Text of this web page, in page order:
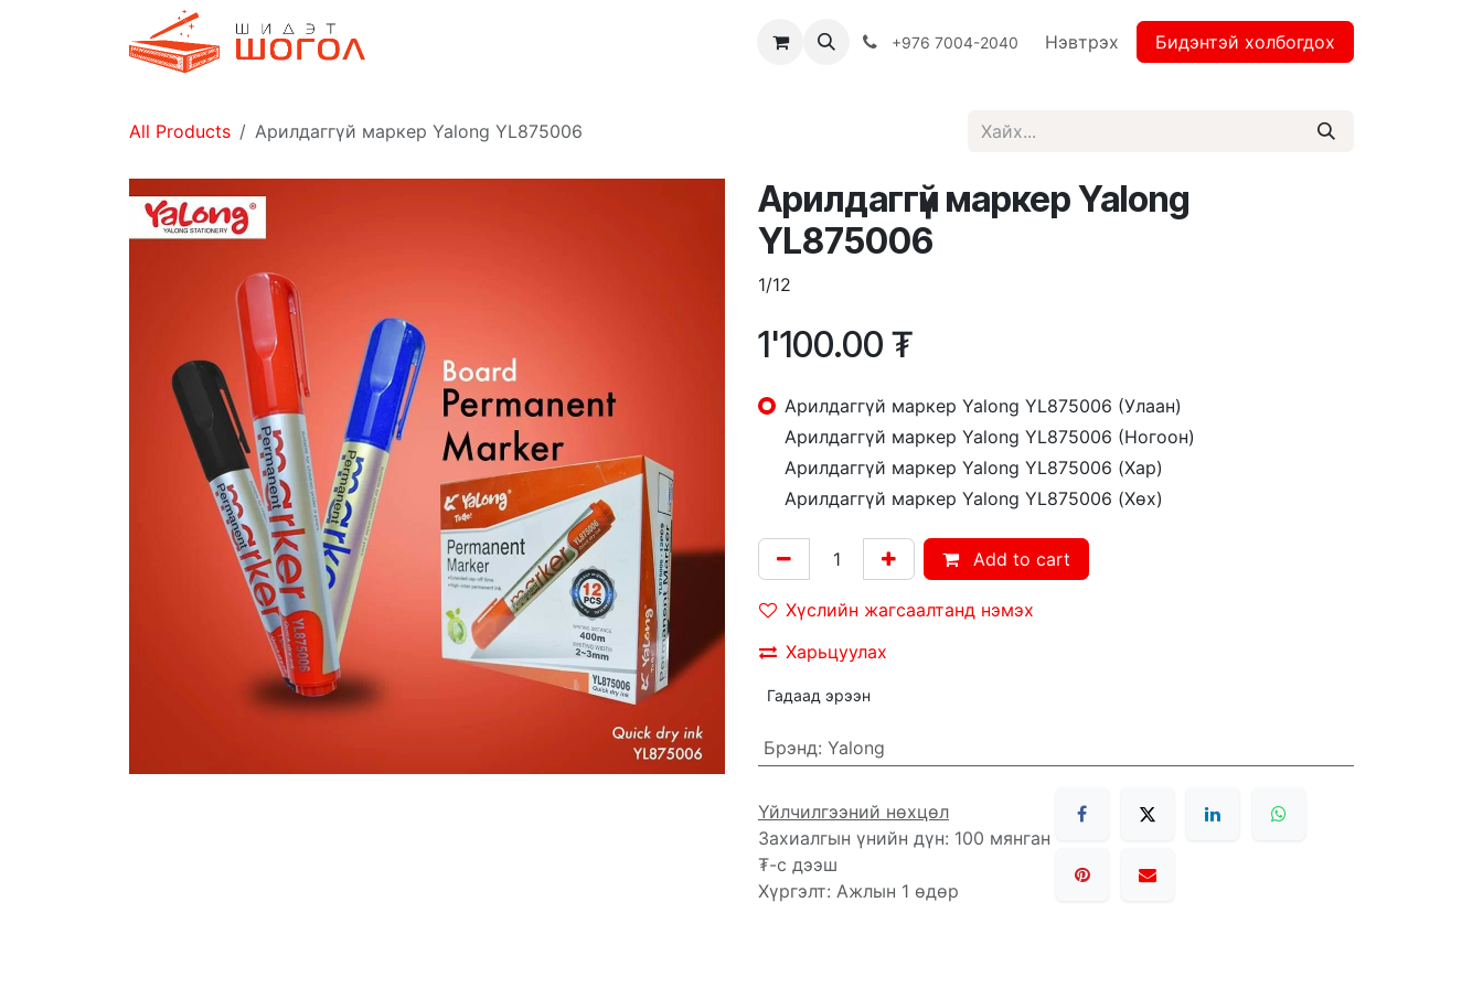
Хямдрал ♻️ Эко шогол+976 7004-2040 Нэвтрэх Бидэнтэй холбогдох
All Products Арилдаггүй маркер Yalong YL875006
Арилдаггүй маркер Yalong
YL875006
1/12
1'100.00 ₮
Арилдаггүй маркер Yalong YL875006 (Улаан)
Арилдаггүй маркер Yalong YL875006 (Ногоон)
Арилдаггүй маркер Yalong YL875006 (Хар)
Арилдаггүй маркер Yalong YL875006 (Хөх)
Add to cart
Хүслийн жагсаалтанд нэмэх
Харьцуулах
Гадаад эрээн
Брэнд: Yalong
Үйлчилгээний нөхцөл
Захиалгын үнийн дүн: 100 мянган
₮-с дээш
Хүргэлт: Ажлын 1 өдөр